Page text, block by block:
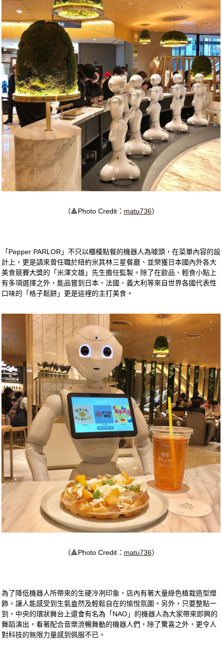
（🔺Photo Credit： matu736）
「Pepper PARLOR」不只以櫃檯點餐的機器人為噱頭，在菜單內容的設
計上，更是請來曾任職於紐約米其林三星餐廳、並榮獲日本國內外各大
美食競賽大獎的「米澤文雄」先生擔任監製。除了在飲品、輕食小點上
有多項選擇之外，能品嘗到日本、法國、義大利等來自世界各國代表性
口味的「格子鬆餅」更是這裡的主打美食。
（🔺Photo Credit： matu736）
為了降低機器人所帶來的生硬冷冽印象，店內有著大量綠色植栽造型燈
飾，讓人能感受到生氣盎然及輕鬆自在的愉悅氛圍。另外，只要整點一
到，中央的環狀舞台上還會有名為「NAO」的機器人為大家帶來即興的
舞蹈演出，看著配合音樂流暢舞動的機器人們，除了驚喜之外，更令人
對科技的無限力量感到佩服不已。